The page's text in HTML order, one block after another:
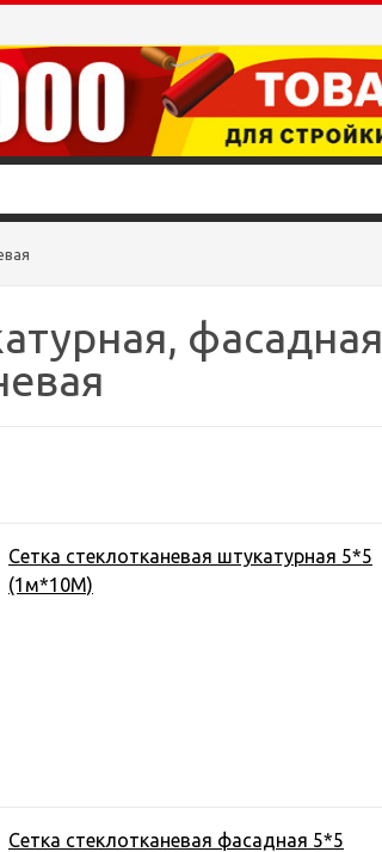
фасадная
Сетка стеклотканевая штукатурная 5*5
(1м*10М)
Сетка стеклотканевая фасадная 5*5